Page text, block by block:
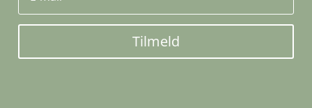
Tilmeld